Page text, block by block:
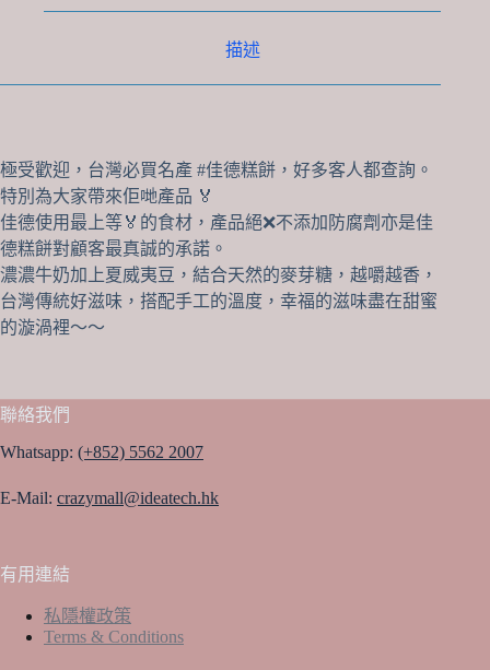
描述
極受歡迎，台灣必買名產 #佳德糕餅 ，好多客人都查詢。
特別為大家帶來佢哋產品 🏅
佳德使用最上等🏅的食材，產品絕❌不添加防腐劑亦是佳
德糕餅對顧客最真誠的承諾。
濃濃牛奶加上夏威夷豆，結合天然的麥芽糖，越嚼越香，
台灣傳統好滋味，搭配手工的溫度，幸福的滋味盡在甜蜜
的漩渦裡～～
聯絡我們
Whatsapp: (+852) 5562 2007
E-Mail: crazymall@ideatech.hk
有用連結
私隱權政策
Terms & Conditions